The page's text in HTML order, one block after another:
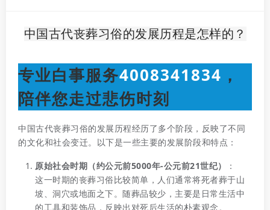
中国古代丧葬习俗的发展历程是怎样的？
专业白事服务4008341834 ，
陪伴您走过悲伤时刻
中国古代丧葬习俗的发展历程经历了多个阶段，反映了不同
的文化和社会变迁。以下是一些主要的发展阶段和特点：
原始社会时期（约公元前5000年-公元前21世纪）
：
这一时期的丧葬习俗比较简单，人们通常将死者葬于山
坡、洞穴或地面之下。随葬品较少，主要是日常生活中
的工具和装饰品，反映出对死后生活的朴素观念。